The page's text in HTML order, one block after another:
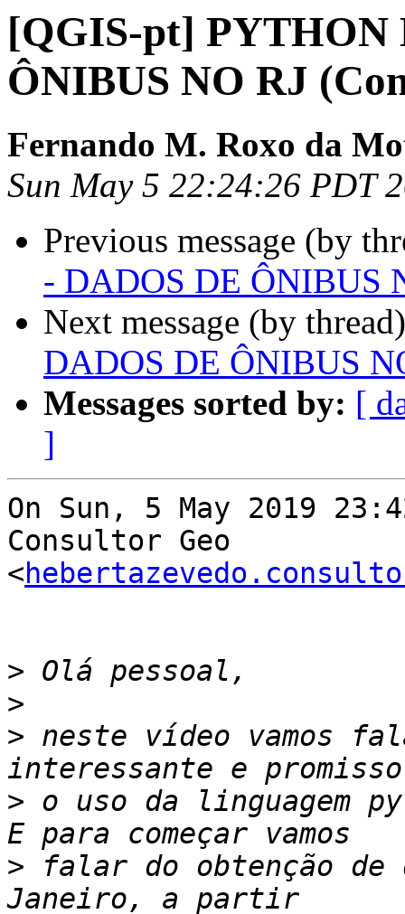
[QGIS-pt] PYTHON
ÔNIBUS NO RJ
Fernando M. Roxo da
Sun May 5 22:24:26 PDT
Previous message (by
- DADOS DE ÔNIBUS
Next message (by
DADOS DE ÔNIBUS
Messages sorted by: [
]
On Sun, 5 May 2019
Consultor Geo
<
>
>
> neste vídeo vamos
> o uso da linguagem
> falar do obtenção de